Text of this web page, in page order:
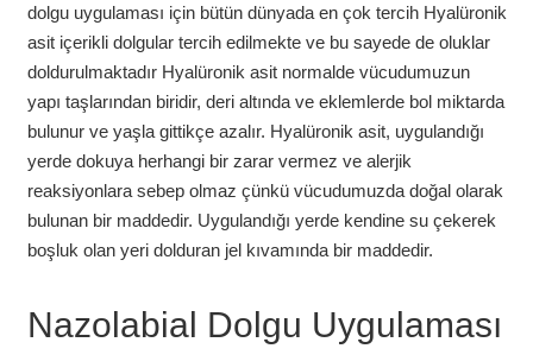
dolgu uygulaması için bütün dünyada en çok tercih Hyalüronik
asit içerikli dolgular tercih edilmekte ve bu sayede de oluklar
doldurulmaktadır Hyalüronik asit normalde vücudumuzun
yapı taşlarından biridir, deri altında ve eklemlerde bol miktarda
bulunur ve yaşla gittikçe azalır. Hyalüronik asit, uygulandığı
yerde dokuya herhangi bir zarar vermez ve alerjik
reaksiyonlara sebep olmaz çünkü vücudumuzda doğal olarak
bulunan bir maddedir. Uygulandığı yerde kendine su çekerek
boşluk olan yeri dolduran jel kıvamında bir maddedir.
Nazolabial Dolgu Uygulaması